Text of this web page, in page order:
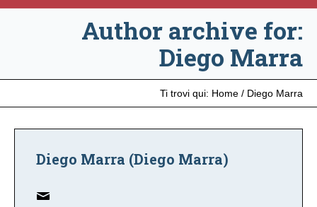
Author archive for:
Diego Marra
Ti trovi qui: Home / Diego Marra
Diego Marra (Diego Marra)